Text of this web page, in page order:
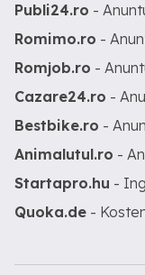
Publi24.ro -
Romimo.ro -
Romjob.ro -
Cazare24.ro -
Bestbike.ro -
Animalutul.ro -
Startapro.hu -
Quoka.de -